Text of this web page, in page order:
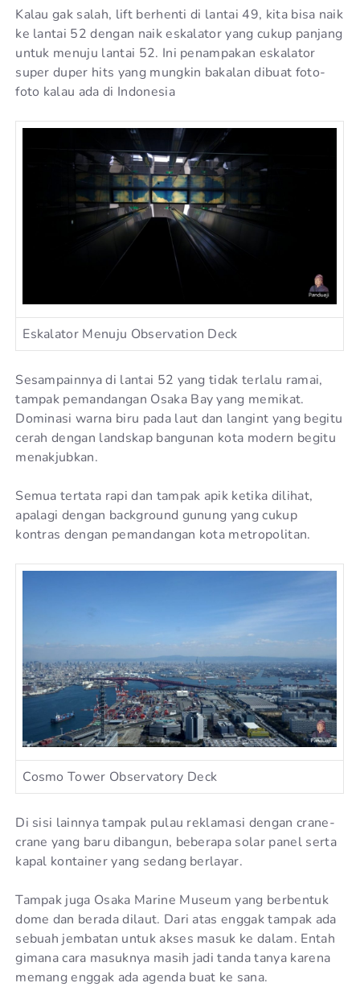
Kalau gak salah, lift berhenti di lantai 49, kita bisa naik
ke lantai 52 dengan naik eskalator yang cukup panjang
untuk menuju lantai 52. Ini penampakan eskalator
super duper hits yang mungkin bakalan dibuat foto-
foto kalau ada di Indonesia
Eskalator Menuju Observation Deck
Sesampainnya di lantai 52 yang tidak terlalu ramai,
tampak pemandangan Osaka Bay yang memikat.
Dominasi warna biru pada laut dan langint yang begitu
cerah dengan landskap bangunan kota modern begitu
menakjubkan.
Semua tertata rapi dan tampak apik ketika dilihat,
apalagi dengan background gunung yang cukup
kontras dengan pemandangan kota metropolitan.
Cosmo Tower Observatory Deck
Di sisi lainnya tampak pulau reklamasi dengan crane-
crane yang baru dibangun, beberapa solar panel serta
kapal kontainer yang sedang berlayar.
Tampak juga Osaka Marine Museum yang berbentuk
dome dan berada dilaut. Dari atas enggak tampak ada
sebuah jembatan untuk akses masuk ke dalam. Entah
gimana cara masuknya masih jadi tanda tanya karena
memang enggak ada agenda buat ke sana.